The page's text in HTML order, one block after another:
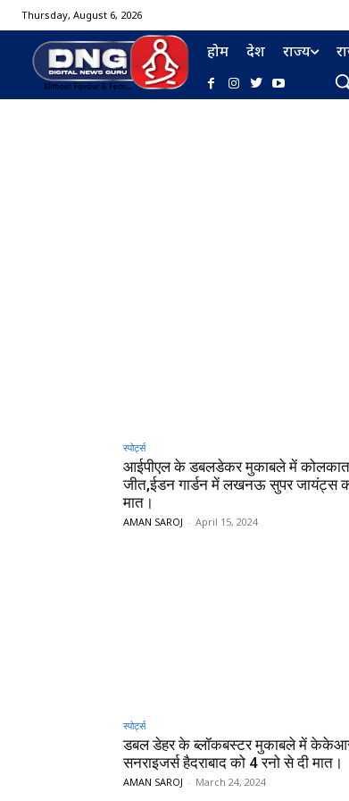
Thursday, August 6, 2026
होम देश राज्य
स्पोर्ट्स
आईपीएल के डबलडेकर मुकाबले में कोलकाता
जीत,ईडन गार्डन में लखनऊ सुपर जायंट्स
मात।
AMAN SAROJ - April 15, 2024
स्पोर्ट्स
डबल डेहर के ब्लॉकबस्टर मुकाबले में
सनराइजर्स हैदराबाद को 4 रनो से दी मात।
AMAN SAROJ - March 24, 2024